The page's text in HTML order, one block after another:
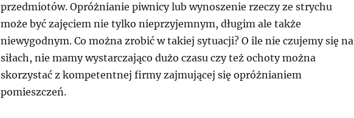
przedmiotów. Opróżnianie piwnicy lub wynoszenie rzeczy ze strychu
może być zajęciem nie tylko nieprzyjemnym, długim ale także
niewygodnym. Co można zrobić w takiej sytuacji? O ile nie czujemy się na
siłach, nie mamy wystarczająco dużo czasu czy też ochoty można
skorzystać z kompetentnej firmy zajmującej się opróżnianiem
pomieszczeń.